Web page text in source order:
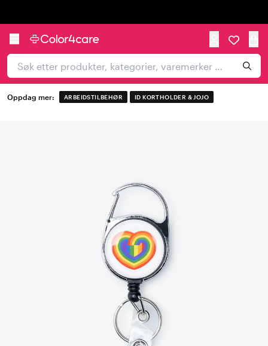
Oppdag mer: ARBEIDSTILBEHØR ID KORTHOLDER & JOJO